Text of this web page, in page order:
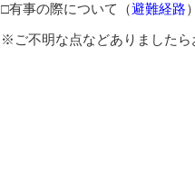
□有事の際について（避難経路
※ご不明な点などありました